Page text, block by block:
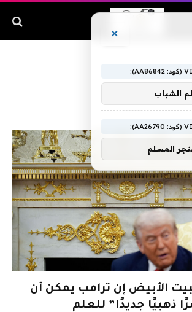
الأبيض إن ترامب يمكن أن
ذهبيًا جديدًا” للعلم
×
الشباب
المسلم